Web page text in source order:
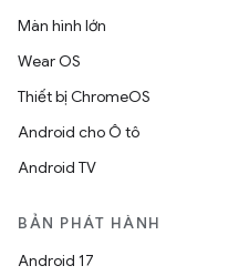
Màn hình lớn
Wear OS
Thiết bị ChromeOS
Android cho Ô tô
Android TV
BẢN PHÁT HÀNH
Android 17